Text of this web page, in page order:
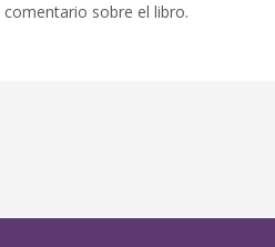
comentario sobre el libro.